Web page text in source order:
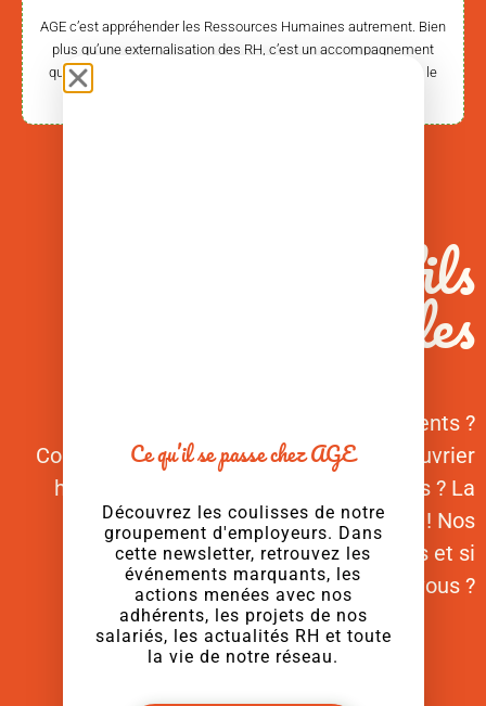
AGE c’est appréhender les Ressources Humaines autrement. Bien
plus qu’une externalisation des RH, c’est un accompagnement
quotidien tant dans les démarches administratives, que dans le
Derniers Profils
Disponibles
À la recherche de nouveaux talents ?
Comptabilité ? RH ? Communication ? Ouvrier
horticole ? Préparateur de commandes ? La
pépite se trouve peut-être par ici ! Nos
salarié.es recherchent des maillages et si
c’était chez vous ?
Ce qu’il se passe chez AGE
Découvrez les coulisses de notre
groupement d'employeurs. Dans
cette newsletter, retrouvez les
événements marquants, les
actions menées avec nos
adhérents, les projets de nos
salariés, les actualités RH et toute
la vie de notre réseau.